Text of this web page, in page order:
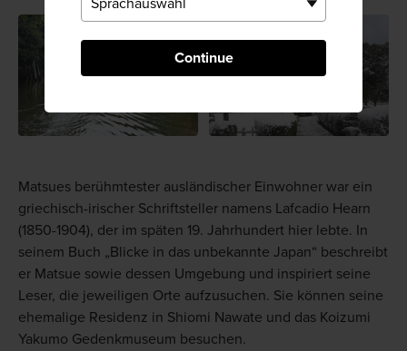
Continue
Matsues berühmtester ausländischer Einwohner war ein
griechisch-irischer Schriftsteller namens Lafcadio Hearn
(1850-1904), der im späten 19. Jahrhundert hier lebte. In
seinem Buch „Blicke in das unbekannte Japan“ beschreibt
er Matsue sowie dessen Umgebung und inspiriert seine
Leser, die jeweiligen Orte aufzusuchen. Sie können seine
ehemalige Residenz in Shiomi Nawate und das Koizumi
Yakumo Gedenkmuseum besuchen.